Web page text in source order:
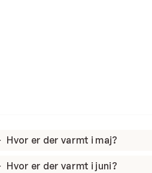
Hvor er der varmt i maj?
Hvor er der varmt i juni?